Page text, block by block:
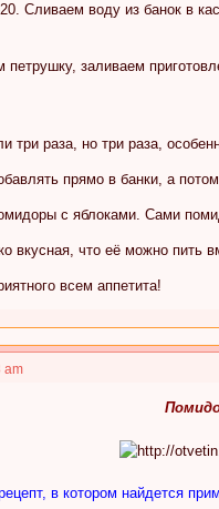
Сливаем воду из банок в
петрушку, заливаем
три раза, но три раза,
прямо в банки, а
с яблоками. Сами
вкусная, что её можно пить
всем аппетита!
am
в котором найдется